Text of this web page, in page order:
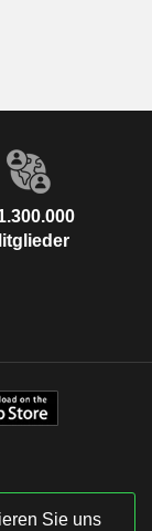
Sie uns